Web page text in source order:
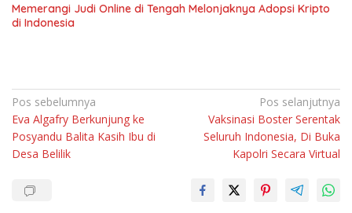
Memerangi Judi Online di Tengah Melonjaknya Adopsi Kripto
di Indonesia
Navigasi
pos
Pos sebelumnya
Eva Algafry Berkunjung ke
Posyandu Balita Kasih Ibu di
Desa Belilik
Pos selanjutnya
Vaksinasi Boster Serentak
Seluruh Indonesia, Di Buka
Kapolri Secara Virtual